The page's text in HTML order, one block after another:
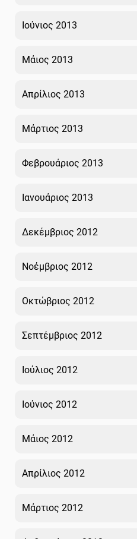
Ιούνιος 2013
Μάιος 2013
Απρίλιος 2013
Μάρτιος 2013
Φεβρουάριος 2013
Ιανουάριος 2013
Δεκέμβριος 2012
Νοέμβριος 2012
Οκτώβριος 2012
Σεπτέμβριος 2012
Ιούλιος 2012
Ιούνιος 2012
Μάιος 2012
Απρίλιος 2012
Μάρτιος 2012